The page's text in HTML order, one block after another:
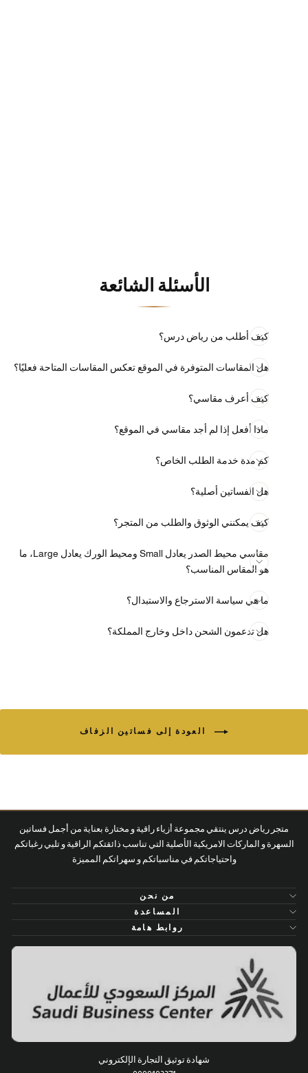
الأسئلة الشائعة
كيف أطلب من رياض درس؟
هل المقاسات المتوفرة في الموقع تعكس المقاسات المتاحة فعليًا؟
كيف أعرف مقاسي؟
ماذا أفعل إذا لم أجد مقاسي في الموقع؟
كم مدة خدمة الطلب الخاص؟
هل الفساتين أصلية؟
كيف يمكنني الوثوق والطلب من المتجر؟
مقاسي محيط الصدر يعادل Small ومحيط الورك يعادل Large، ما
هو المقاس المناسب؟
ما هي سياسة الاسترجاع والاستبدال؟
هل تدعمون الشحن داخل وخارج المملكة؟
العودة إلى فساتين الزفاف
متجر رياض درس ينتقي مجموعة أزياء راقية و مختارة بعناية من أجمل فساتين
السهرة و الماركات الامريكية الأصلية التي تناسب ذائقتكم الراقية و تلبي رغباتكم
واحتياجاتكم في مناسباتكم و سهراتكم المميزة
من نحن
المساعدة
روابط هامة
شهادة توثيق التجارة الإلكتروني